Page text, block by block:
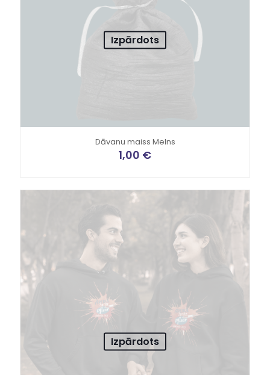
Izpārdots
Dāvanu maiss Melns
1,00 €
Izpārdots